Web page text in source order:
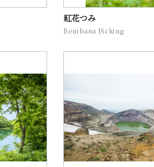
紅花つみ
Benibana Picking